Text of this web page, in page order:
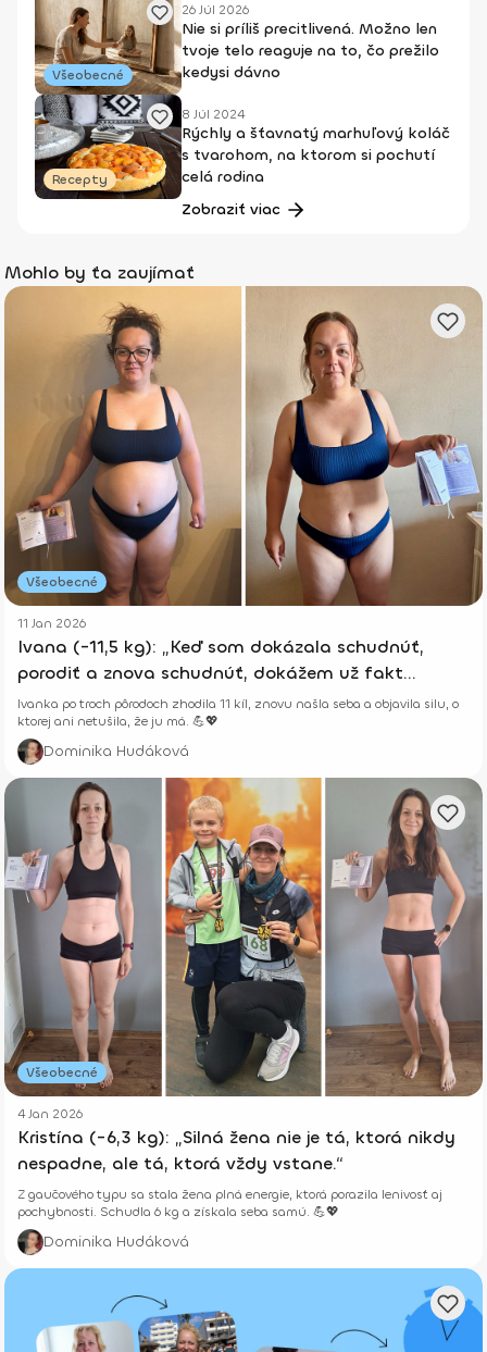
Všeobecné
26 Júl 2026
Nie si príliš precitlivená. Možno len
tvoje telo reaguje na to, čo prežilo
kedysi dávno
Recepty
8 Júl 2024
Rýchly a šťavnatý marhuľový koláč
s tvarohom, na ktorom si pochutí
celá rodina
Zobraziť viac
Mohlo by ťa zaujímať
Všeobecné
11 Jan 2026
Ivana (-11,5 kg): „Keď som dokázala schudnúť,
porodiť a znova schudnúť, dokážem už fakt
všetko.“
Ivanka po troch pôrodoch zhodila 11 kíl, znovu našla seba a objavila silu, o
ktorej ani netušila, že ju má. 💪💖
Dominika Hudáková
Všeobecné
4 Jan 2026
Kristína (-6,3 kg): „Silná žena nie je tá, ktorá nikdy
nespadne, ale tá, ktorá vždy vstane.“
Z gaučového typu sa stala žena plná energie, ktorá porazila lenivosť aj
pochybnosti. Schudla 6 kg a získala seba samú. 💪💖
Dominika Hudáková